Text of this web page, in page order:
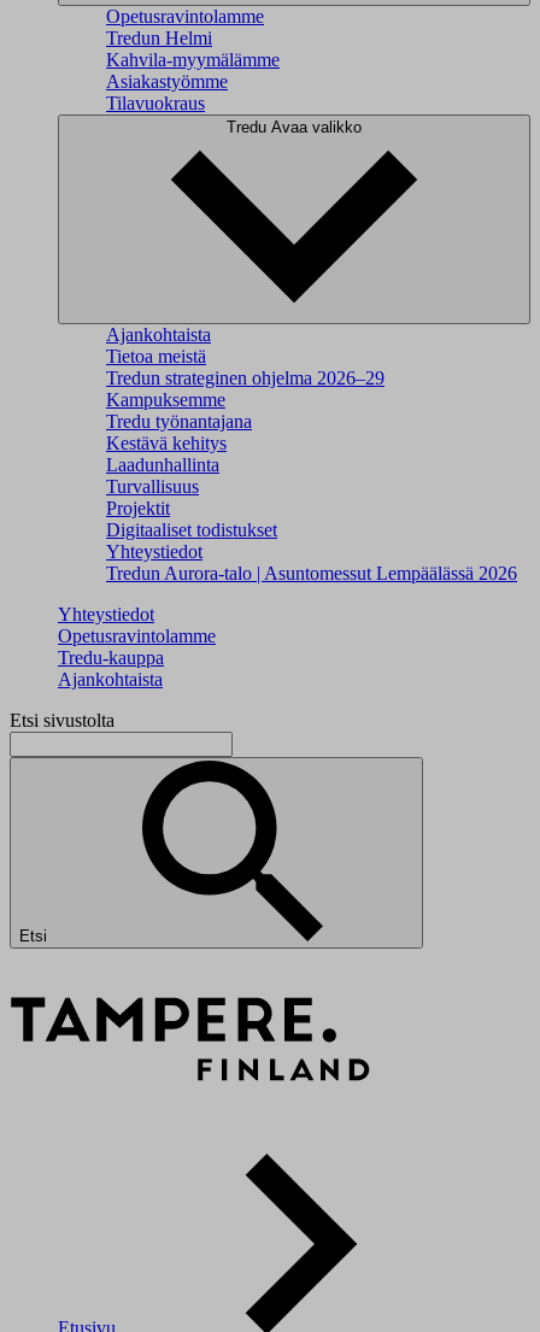
Opetusravintolamme
Tredun Helmi
Kahvila-myymälämme
Asiakastyömme
Tilavuokraus
Tredu Avaa valikko
Ajankohtaista
Tietoa meistä
Tredun strateginen ohjelma 2026–29
Kampuksemme
Tredu työnantajana
Kestävä kehitys
Laadunhallinta
Turvallisuus
Projektit
Digitaaliset todistukset
Yhteystiedot
Tredun Aurora-talo | Asuntomessut Lempäälässä 2026
Yhteystiedot
Opetusravintolamme
Tredu-kauppa
Ajankohtaista
Etsi sivustolta
Etsi
Etusivu